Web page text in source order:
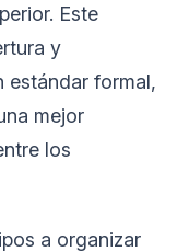
Este
y
estándar formal,
mejor
los
a organizar